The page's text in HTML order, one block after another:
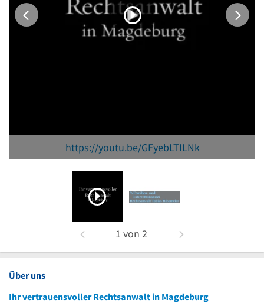
https://youtu.be/GFyebLTILNk
1 von 2
Über uns
Ihr vertrauensvoller Rechtsanwalt in Magdeburg